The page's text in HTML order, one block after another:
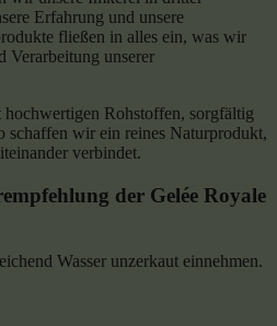
Erfahrung und unsere
fließen in alles ein, was wir
Verarbeitung unserer
hochwertigen Rohstoffen, sorgfältig
schaffen wir ein reines Naturprodukt,
verbindet.
der Gelée Royale
Wasser unzerkaut einnehmen.